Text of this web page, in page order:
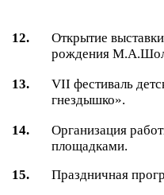
12.
Открытие
рождения
13.
VII фестиваль
гнездышко».
14.
Организация
площадками.
15.
Праздничная